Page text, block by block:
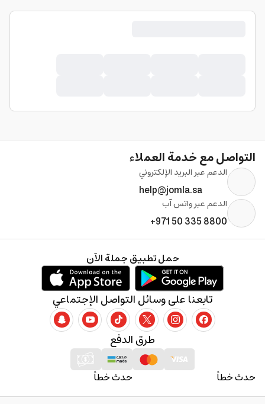
التواصل مع خدمة العملاء
الدعم عبر البريد الإلكتروني
help@jomla.sa
الدعم عبر واتس آب
+971 50 335 8800
حدث خطأ حدث خطأ
طرق الدفع
تابعنا على وسائل التواصل الإجتماعي
حمل تطبيق جملة الآن